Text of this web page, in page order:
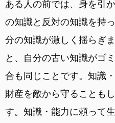
ある人の前では、身を引
の知識と反対の知識を持
分の知識が激しく揺らぎ
と、自分の古い知識がゴ
合も同じことです。知識
財産を敵から守ることも
す。知識・能力に頼って